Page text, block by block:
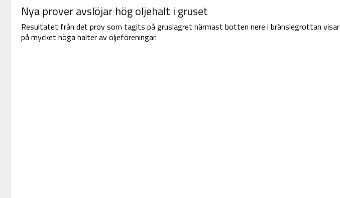
Nya prover avslöjar hög oljehalt i gruset
Resultatet från det prov som tagits på gruslagret närmast botten nere i bränslegrottan visar
på mycket höga halter av oljeföreningar.